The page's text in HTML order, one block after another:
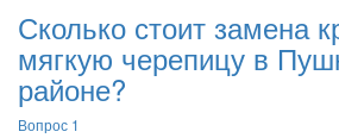
Сколько стоит замена
мягкую черепицу в
районе?
Вопрос 1